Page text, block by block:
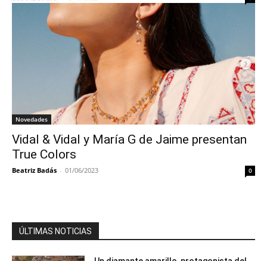
Novedades
Vidal & Vidal y María G de Jaime presentan
True Colors
Beatriz Badás - 01/06/2023 0
ÚLTIMAS NOTICIAS